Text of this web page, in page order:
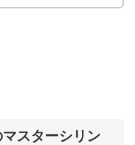
スターシリン